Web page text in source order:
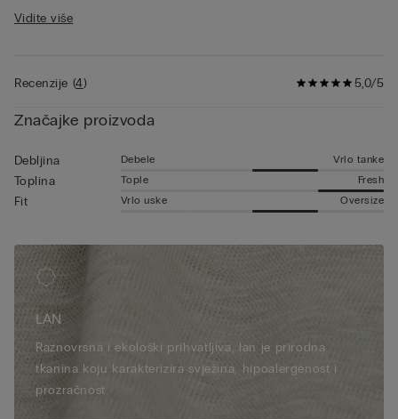
tkanine ova je lanena košulja dugih rukava iznimno prozračna
te posjeduje termoregulacijska svojstva, što je čini savršenom
• model je visok 185 cm i nosi veličinu L
Vidite više
5,0/5
Recenzije (4)
Značajke proizvoda
Debljina Debele Vrlo tanke
Toplina Tople Fresh
Fit Vrlo uske Oversize
LAN
Raznovrsna i ekološki prihvatljiva, lan je prirodna
tkanina koju karakterizira svježina, hipoalergenost i
prozračnost.